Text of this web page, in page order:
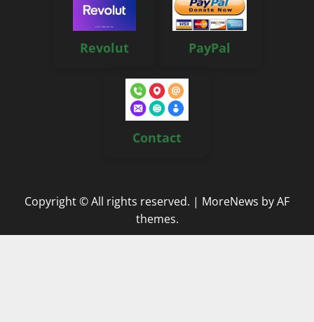
Revolut PayPal
Contact
Copyright © All rights reserved. | MoreNews by AF
themes.